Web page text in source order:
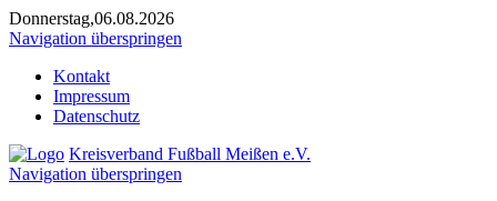
Donnerstag,06.08.2026
Navigation überspringen
Kontakt
Impressum
Datenschutz
Kreisverband Fußball Meißen e.V.
Navigation überspringen